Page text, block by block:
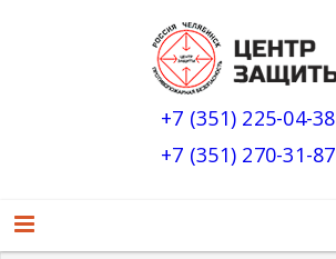
+7 (351) 225-04-38
+7 (351) 270-31-87